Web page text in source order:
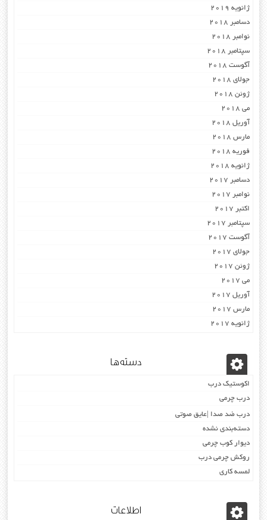
ژانویه 2019
دسامبر 2018
نوامبر 2018
سپتامبر 2018
آگوست 2018
جولای 2018
ژوئن 2018
می 2018
آوریل 2018
مارس 2018
فوریه 2018
ژانویه 2018
دسامبر 2017
نوامبر 2017
اکتبر 2017
سپتامبر 2017
آگوست 2017
جولای 2017
ژوئن 2017
می 2017
آوریل 2017
مارس 2017
ژانویه 2017
دسته‌ها
اکوستیک درب
درب چرمی
درب ضد صدا |عایق صوتی
دسته‌بندی نشده
دیوار کوب چرمی
روکش چرمی درب
لمسه کاری
اطلاعات